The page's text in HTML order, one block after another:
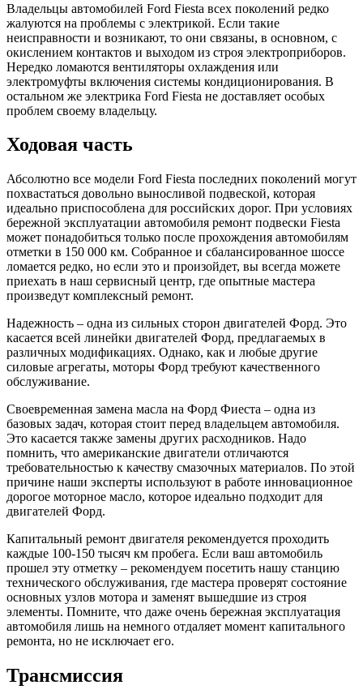
Владельцы автомобилей Ford Fiesta всех поколений редко
жалуются на проблемы с электрикой. Если такие
неисправности и возникают, то они связаны, в основном, с
окислением контактов и выходом из строя электроприборов.
Нередко ломаются вентиляторы охлаждения или
электромуфты включения системы кондиционирования. В
остальном же электрика Ford Fiesta не доставляет особых
проблем своему владельцу.
Ходовая часть
Абсолютно все модели Ford Fiesta последних поколений могут
похвастаться довольно выносливой подвеской, которая
идеально приспособлена для российских дорог. При условиях
бережной эксплуатации автомобиля ремонт подвески Fiesta
может понадобиться только после прохождения автомобилям
отметки в 150 000 км. Собранное и сбалансированное шоссе
ломается редко, но если это и произойдет, вы всегда можете
приехать в наш сервисный центр, где опытные мастера
произведут комплексный ремонт.
Надежность – одна из сильных сторон двигателей Форд. Это
касается всей линейки двигателей Форд, предлагаемых в
различных модификациях. Однако, как и любые другие
силовые агрегаты, моторы Форд требуют качественного
обслуживание.
Своевременная замена масла на Форд Фиеста – одна из
базовых задач, которая стоит перед владельцем автомобиля.
Это касается также замены других расходников. Надо
помнить, что американские двигатели отличаются
требовательностью к качеству смазочных материалов. По этой
причине наши эксперты используют в работе инновационное
дорогое моторное масло, которое идеально подходит для
двигателей Форд.
Капитальный ремонт двигателя рекомендуется проходить
каждые 100-150 тысяч км пробега. Если ваш автомобиль
прошел эту отметку – рекомендуем посетить нашу станцию
технического обслуживания, где мастера проверят состояние
основных узлов мотора и заменят вышедшие из строя
элементы. Помните, что даже очень бережная эксплуатация
автомобиля лишь на немного отдаляет момент капитального
ремонта, но не исключает его.
Трансмиссия